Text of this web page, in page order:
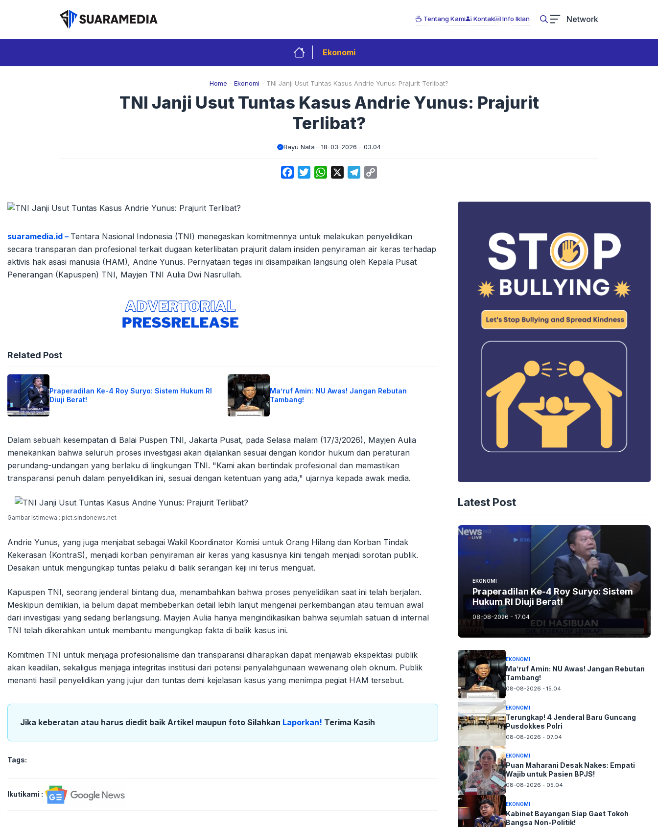
Tentang Kami Kontak Info Iklan Network
Ekonomi
Home - Ekonomi - TNI Janji Usut Tuntas Kasus Andrie Yunus: Prajurit Terlibat?
TNI Janji Usut Tuntas Kasus Andrie Yunus: Prajurit
Terlibat?
Bayu Nata 18-03-2026 - 03.04
FacebookTwitterWhatsApp Telegram
suaramedia.id – Tentara Nasional Indonesia (TNI) menegaskan komitmennya untuk melakukan penyelidikan
secara transparan dan profesional terkait dugaan keterlibatan prajurit dalam insiden penyiraman air keras terhadap
aktivis hak asasi manusia (HAM), Andrie Yunus. Pernyataan tegas ini disampaikan langsung oleh Kepala Pusat
Penerangan (Kapuspen) TNI, Mayjen TNI Aulia Dwi Nasrullah.
Related Post
Praperadilan Ke-4 Roy Suryo: Sistem Hukum RI
Diuji Berat!
Ma’ruf Amin: NU Awas! Jangan Rebutan
Tambang!
Dalam sebuah kesempatan di Balai Puspen TNI, Jakarta Pusat, pada Selasa malam (17/3/2026), Mayjen Aulia
menekankan bahwa seluruh proses investigasi akan dijalankan sesuai dengan koridor hukum dan peraturan
perundang-undangan yang berlaku di lingkungan TNI. "Kami akan bertindak profesional dan memastikan
transparansi penuh dalam penyelidikan ini, sesuai dengan ketentuan yang ada," ujarnya kepada awak media.
Gambar Istimewa : pict.sindonews.net
Andrie Yunus, yang juga menjabat sebagai Wakil Koordinator Komisi untuk Orang Hilang dan Korban Tindak
Kekerasan (KontraS), menjadi korban penyiraman air keras yang kasusnya kini tengah menjadi sorotan publik.
Desakan untuk mengungkap tuntas pelaku di balik serangan keji ini terus menguat.
Kapuspen TNI, seorang jenderal bintang dua, menambahkan bahwa proses penyelidikan saat ini telah berjalan.
Meskipun demikian, ia belum dapat membeberkan detail lebih lanjut mengenai perkembangan atau temuan awal
dari investigasi yang sedang berlangsung. Mayjen Aulia hanya mengindikasikan bahwa sejumlah satuan di internal
TNI telah dikerahkan untuk membantu mengungkap fakta di balik kasus ini.
Komitmen TNI untuk menjaga profesionalisme dan transparansi diharapkan dapat menjawab ekspektasi publik
akan keadilan, sekaligus menjaga integritas institusi dari potensi penyalahgunaan wewenang oleh oknum. Publik
menanti hasil penyelidikan yang jujur dan tuntas demi kejelasan kasus yang menimpa pegiat HAM tersebut.
Jika keberatan atau harus diedit baik Artikel maupun foto Silahkan Laporkan! Terima Kasih
Tags:
Ikutikami :
Latest Post
EKONOMI
Praperadilan Ke-4 Roy Suryo: Sistem
Hukum RI Diuji Berat!
08-08-2026 - 17.04
EKONOMI
Ma’ruf Amin: NU Awas! Jangan Rebutan
Tambang!
08-08-2026 - 15.04
EKONOMI
Terungkap! 4 Jenderal Baru Guncang
Pusdokkes Polri
08-08-2026 - 07.04
EKONOMI
Puan Maharani Desak Nakes: Empati
Wajib untuk Pasien BPJS!
08-08-2026 - 05.04
EKONOMI
Kabinet Bayangan Siap Gaet Tokoh
Bangsa Non-Politik!